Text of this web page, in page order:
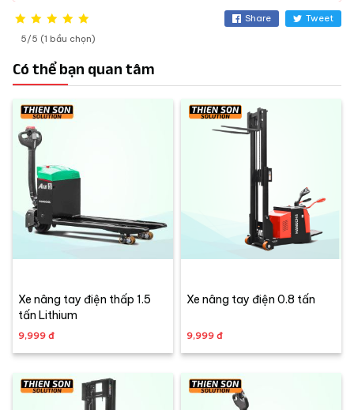
5/5 (1 bầu chọn)
Share Tweet
Có thể bạn quan tâm
Xe nâng tay điện thấp 1.5
tấn Lithium
9,999 đ
Xe nâng tay điện 0.8 tấn
9,999 đ